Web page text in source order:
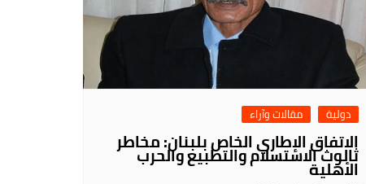
دولية مقالات وآراء
الاتفاق الإطاري الخاص بلبنان: مخاطر
ثالوث الاستسلام والتطبيع والحرب
الأهلية